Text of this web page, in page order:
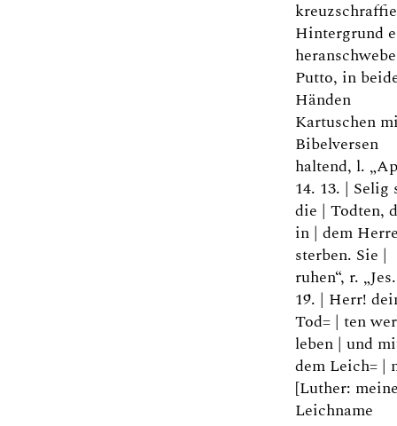
Hintergrund
Putto, in
Händen
Kartuschen
Bibelversen
haltend, l.
14. 13. | Selig
die | Todten,
in | dem
sterben. Sie |
ruhen“, r.
19. | Herr!
Tod= | ten
leben | und
dem Leich= |
[Luther:
Leichname